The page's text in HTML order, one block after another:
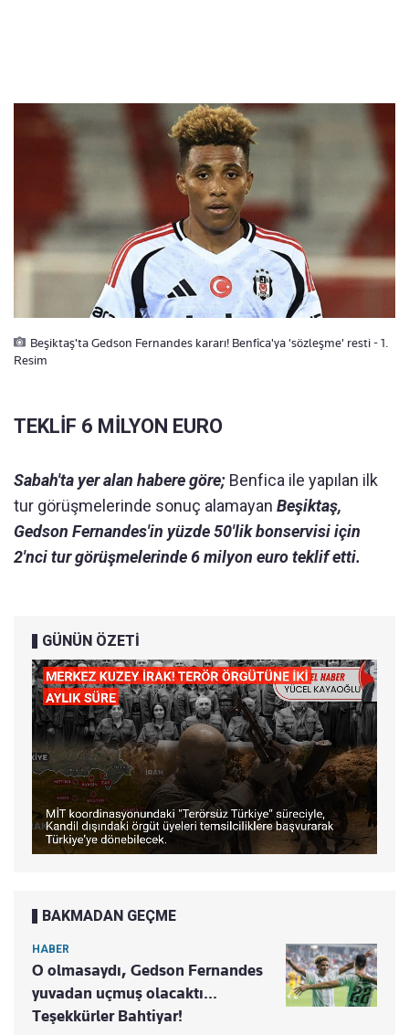
Beşiktaş'ta Gedson Fernandes kararı! Benfica'ya 'sözleşme' resti - 1.
Resim
TEKLİF 6 MİLYON EURO
Sabah'ta yer alan habere göre; Benfica ile yapılan ilk
tur görüşmelerinde sonuç alamayan Beşiktaş,
Gedson Fernandes'in yüzde 50'lik bonservisi için
2'nci tur görüşmelerinde 6 milyon euro teklif etti.
GÜNÜN ÖZETİ
BAKMADAN GEÇME
HABER
O olmasaydı, Gedson Fernandes
yuvadan uçmuş olacaktı...
Teşekkürler Bahtiyar!